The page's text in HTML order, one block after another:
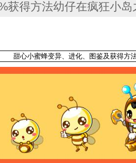
获得方法幼仔在疯狂小
甜心小蜜蜂变异、进化、图鉴及获得方